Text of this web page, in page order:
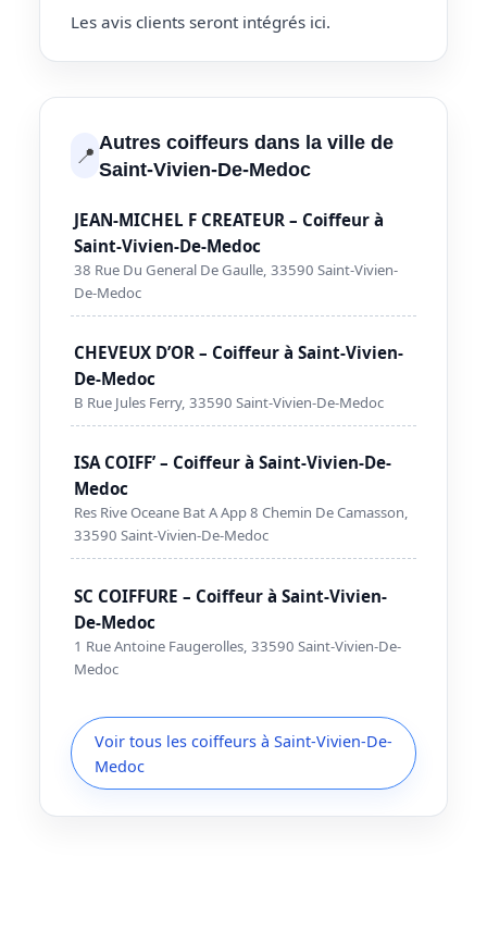
Les avis clients seront intégrés ici.
📍 Autres coiffeurs dans la ville de
Saint-Vivien-De-Medoc
JEAN-MICHEL F CREATEUR – Coiffeur à
Saint-Vivien-De-Medoc
38 Rue Du General De Gaulle, 33590 Saint-Vivien-
De-Medoc
CHEVEUX D’OR – Coiffeur à Saint-Vivien-
De-Medoc
B Rue Jules Ferry, 33590 Saint-Vivien-De-Medoc
ISA COIFF’ – Coiffeur à Saint-Vivien-De-
Medoc
Res Rive Oceane Bat A App 8 Chemin De Camasson,
33590 Saint-Vivien-De-Medoc
SC COIFFURE – Coiffeur à Saint-Vivien-
De-Medoc
1 Rue Antoine Faugerolles, 33590 Saint-Vivien-De-
Medoc
Voir tous les coiffeurs à Saint-Vivien-De-
Medoc